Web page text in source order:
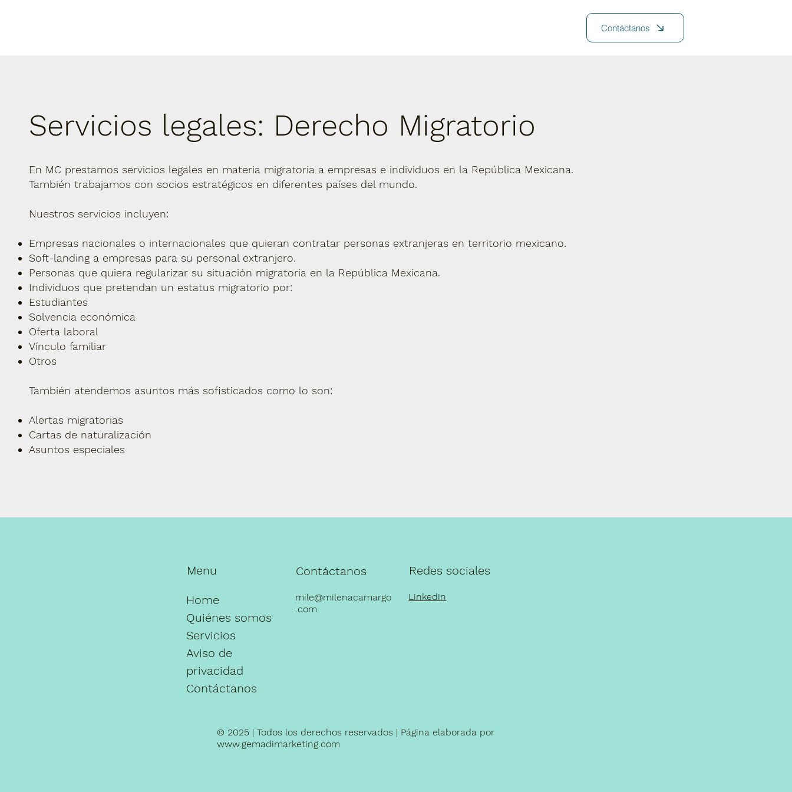
Contáctanos
Servicios legales: Derecho Migratorio
En MC prestamos servicios legales en materia migratoria a empresas e individuos en la República Mexicana.
También trabajamos con socios estratégicos en diferentes países del mundo.
Nuestros servicios incluyen:
Empresas nacionales o internacionales que quieran contratar personas extranjeras en territorio mexicano.
Soft-landing a empresas para su personal extranjero.
Personas que quiera regularizar su situación migratoria en la República Mexicana.
Individuos que pretendan un estatus migratorio por:
Estudiantes
Solvencia económica
Oferta laboral
Vínculo familiar
Otros
También atendemos asuntos más sofisticados como lo son:
Alertas migratorias
Cartas de naturalización
Asuntos especiales
Menu
Home
Quiénes somos
Servicios
Aviso de
privacidad
Contáctanos
mile@milenacamargo
.com
Contáctanos
Linkedin
Redes sociales
© 2025 | Todos los derechos reservados | Página elaborada por
www.gemadimarketing.com